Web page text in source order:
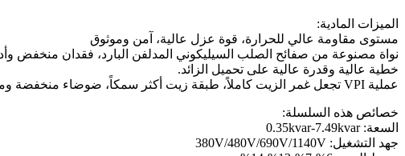
الميزات المادية:
مستوى مقاومة عالي للحرارة، قوة عزل عالية، آمن وموثوق
نواة مصنوعة من صفائح الصلب السيليكوني المدلفن البارد، فقدان منخفض
خطية عالية وقدرة عالية على تحميل الزائد.
عملية VPI تجعل غمر الزيت كاملاً، طبقة زيت أكثر سمكاً، ضوضاء منخفضة ومقاومة للتآكل.
خصائص هذه السلسلة:
السعة: 0.35kvar-7.49kvar
جهد التشغيل: 380V/480V/690V/1140V